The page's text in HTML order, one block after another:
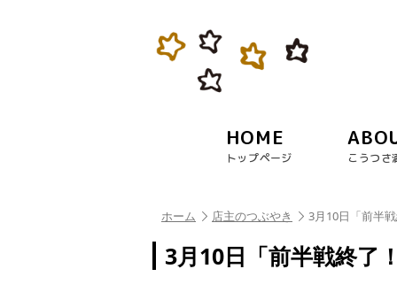
HOME
トップページ こうつさ
ホーム 店主のつぶやき 3月10日「前半
3月10日「前半戦終了